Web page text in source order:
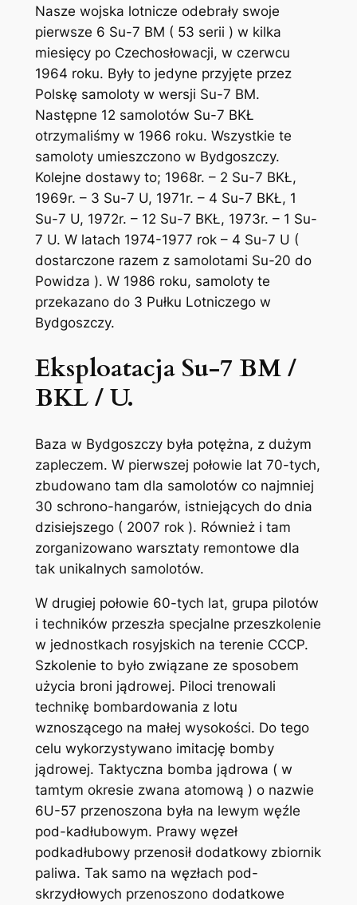
Nasze wojska lotnicze odebrały swoje
pierwsze 6 Su-7 BM ( 53 serii ) w kilka
miesięcy po Czechosłowacji, w czerwcu
1964 roku. Były to jedyne przyjęte przez
Polskę samoloty w wersji Su-7 BM.
Następne 12 samolotów Su-7 BKŁ
otrzymaliśmy w 1966 roku. Wszystkie te
samoloty umieszczono w Bydgoszczy.
Kolejne dostawy to; 1968r. – 2 Su-7 BKŁ,
1969r. – 3 Su-7 U, 1971r. – 4 Su-7 BKŁ, 1
Su-7 U, 1972r. – 12 Su-7 BKŁ, 1973r. – 1 Su-
7 U. W latach 1974-1977 rok – 4 Su-7 U (
dostarczone razem z samolotami Su-20 do
Powidza ). W 1986 roku, samoloty te
przekazano do 3 Pułku Lotniczego w
Bydgoszczy.
Eksploatacja Su-7 BM /
BKL / U.
Baza w Bydgoszczy była potężna, z dużym
zapleczem. W pierwszej połowie lat 70-tych,
zbudowano tam dla samolotów co najmniej
30 schrono-hangarów, istniejących do dnia
dzisiejszego ( 2007 rok ). Również i tam
zorganizowano warsztaty remontowe dla
tak unikalnych samolotów.
W drugiej połowie 60-tych lat, grupa pilotów
i techników przeszła specjalne przeszkolenie
w jednostkach rosyjskich na terenie CCCP.
Szkolenie to było związane ze sposobem
użycia broni jądrowej. Piloci trenowali
technikę bombardowania z lotu
wznoszącego na małej wysokości. Do tego
celu wykorzystywano imitację bomby
jądrowej. Taktyczna bomba jądrowa ( w
tamtym okresie zwana atomową ) o nazwie
6U-57 przenoszona była na lewym węźle
pod-kadłubowym. Prawy węzeł
podkadłubowy przenosił dodatkowy zbiornik
paliwa. Tak samo na węzłach pod-
skrzydłowych przenoszono dodatkowe